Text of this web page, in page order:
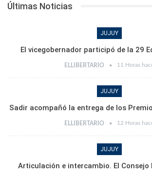
Últimas Noticias
JUJUY
El vicegobernador participó de la 29
ELLIBERTARIO 11 Horas
JUJUY
Sadir acompañó la entrega de los
ELLIBERTARIO 12 Horas
JUJUY
Articulación e intercambio. El Consejo